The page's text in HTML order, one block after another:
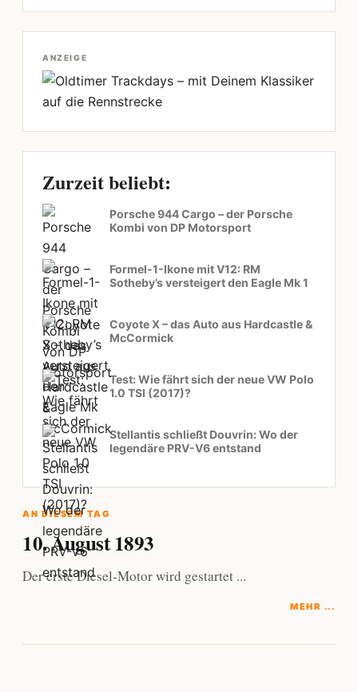
ANZEIGE
Zurzeit beliebt:
Porsche 944 Cargo – der Porsche
Kombi von DP Motorsport
Formel-1-Ikone mit V12: RM
Sotheby’s versteigert den Eagle Mk 1
Coyote X – das Auto aus Hardcastle &
McCormick
Test: Wie fährt sich der neue VW Polo
1.0 TSI (2017)?
Stellantis schließt Douvrin: Wo der
legendäre PRV-V6 entstand
AN DIESEM TAG
10. August 1893
Der erste Diesel-Motor wird gestartet ...
MEHR ...